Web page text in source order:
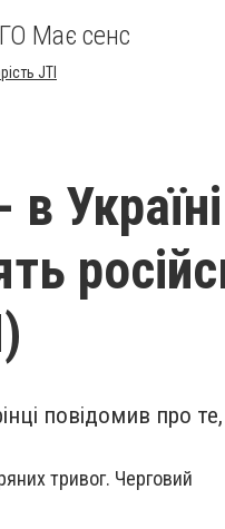
ГО Має сенс
JTI
Україні
повідомив про
тривог. Черговий